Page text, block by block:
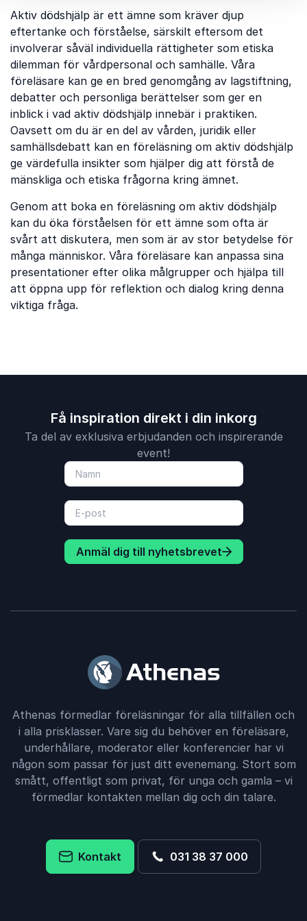
Aktiv dödshjälp är ett ämne som kräver djup
eftertanke och förståelse, särskilt eftersom det
involverar såväl individuella rättigheter som etiska
dilemman för vårdpersonal och samhälle. Våra
föreläsare kan ge en bred genomgång av lagstiftning,
debatter och personliga berättelser som ger en
inblick i vad aktiv dödshjälp innebär i praktiken.
Oavsett om du är en del av vården, juridik eller
samhällsdebatt kan en föreläsning om aktiv dödshjälp
ge värdefulla insikter som hjälper dig att förstå de
mänskliga och etiska frågorna kring ämnet.
Genom att boka en föreläsning om aktiv dödshjälp
kan du öka förståelsen för ett ämne som ofta är
svårt att diskutera, men som är av stor betydelse för
många människor. Våra föreläsare kan anpassa sina
presentationer efter olika målgrupper och hjälpa till
att öppna upp för reflektion och dialog kring denna
viktiga fråga.
Få inspiration direkt i din inkorg
Ta del av exklusiva erbjudanden och inspirerande
event!
Anmäl dig till nyhetsbrevet
Athenas förmedlar föreläsningar för alla tillfällen och
i alla prisklasser. Vare sig du behöver en föreläsare,
underhållare, moderator eller konferencier har vi
någon som passar för just ditt evenemang. Stort som
smått, offentligt som privat, för unga och gamla – vi
förmedlar kontakten mellan dig och din talare.
Kontakt 031 38 37 000